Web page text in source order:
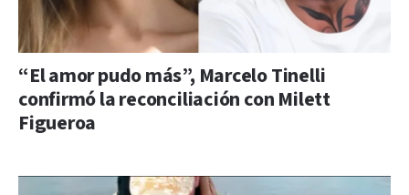
“El amor pudo más”, Marcelo Tinelli
confirmó la reconciliación con Milett
Figueroa